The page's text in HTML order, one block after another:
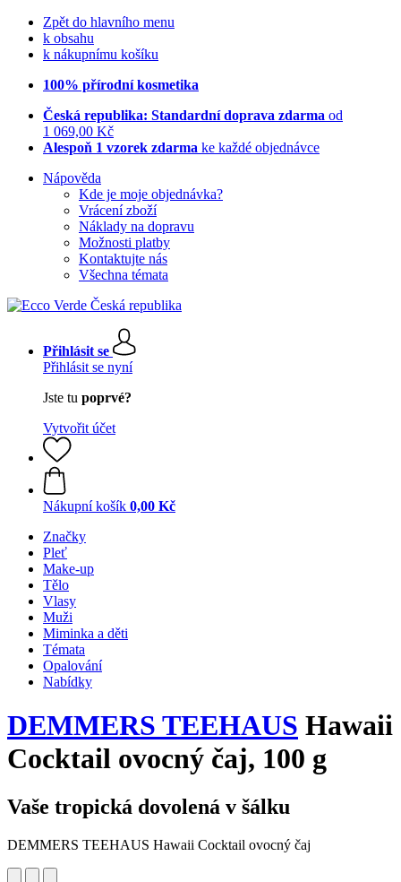
Zpět do hlavního menu
k obsahu
k nákupnímu košíku
100% přírodní kosmetika
Česká republika: Standardní doprava zdarma od
1 069,00 Kč
Alespoň 1 vzorek zdarma ke každé objednávce
Nápověda
Kde je moje objednávka?
Vrácení zboží
Náklady na dopravu
Možnosti platby
Kontaktujte nás
Všechna témata
Přihlásit se
Přihlásit se nyní
Jste tu poprvé?
Vytvořit účet
Nákupní košík 0,00 Kč
Značky
Pleť
Make-up
Tělo
Vlasy
Muži
Miminka a děti
Témata
Opalování
Nabídky
DEMMERS TEEHAUS Hawaii
Cocktail ovocný čaj, 100 g
Vaše tropická dovolená v šálku
DEMMERS TEEHAUS Hawaii Cocktail ovocný čaj